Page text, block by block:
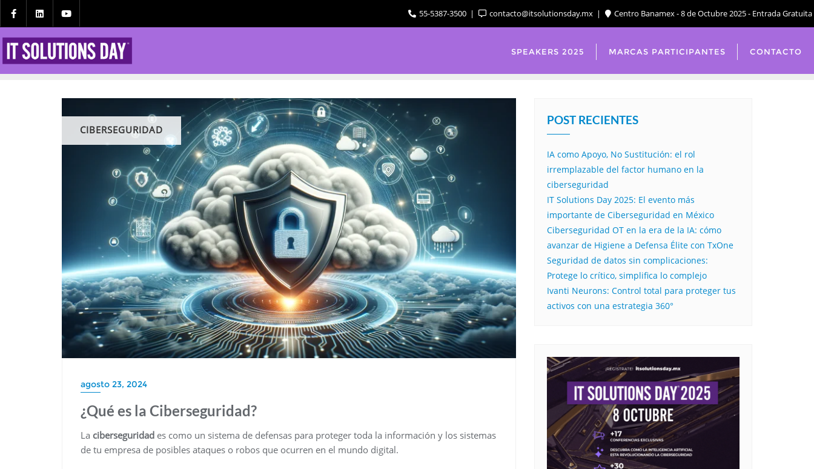
55-5387-3500 contacto@itsolutionsday.mx Centro Banamex - 8 de Octubre 2025 - Entrada Gratuita
SPEAKERS 2025 MARCAS PARTICIPANTES CONTACTO
CIBERSEGURIDAD
agosto 23, 2024
¿Qué es la Ciberseguridad?
La ciberseguridad es como un sistema de defensas para proteger toda la información y los sistemas
de tu empresa de posibles ataques o robos que ocurren en el mundo digital.
POST RECIENTES
IA como Apoyo, No Sustitución: el rol
irremplazable del factor humano en la
ciberseguridad
IT Solutions Day 2025: El evento más
importante de Ciberseguridad en México
Ciberseguridad OT en la era de la IA: cómo
avanzar de Higiene a Defensa Élite con TxOne
Seguridad de datos sin complicaciones:
Protege lo crítico, simplifica lo complejo
Ivanti Neurons: Control total para proteger tus
activos con una estrategia 360°